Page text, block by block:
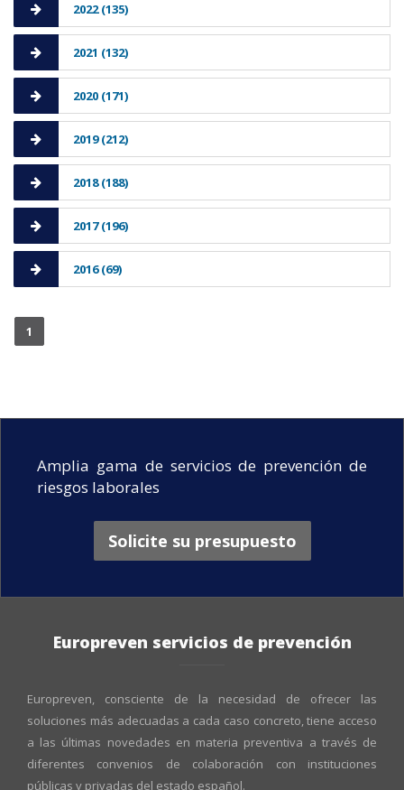
2022 (135)
2021 (132)
2020 (171)
2019 (212)
2018 (188)
2017 (196)
2016 (69)
1
Amplia gama de servicios de prevención de
riesgos laborales
Solicite su presupuesto
Europreven servicios de prevención
Europreven, consciente de la necesidad de ofrecer las
soluciones más adecuadas a cada caso concreto, tiene acceso
a las últimas novedades en materia preventiva a través de
diferentes convenios de colaboración con instituciones
públicas y privadas del estado español.